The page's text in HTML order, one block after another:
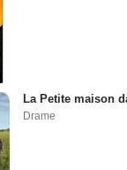
La Petite maison
Drame